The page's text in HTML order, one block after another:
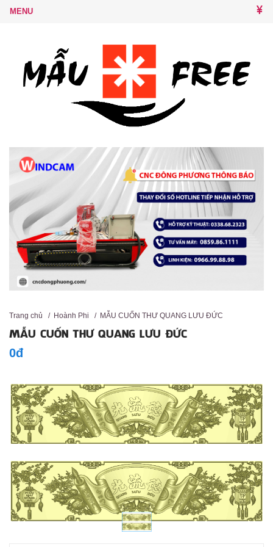
Trang chủ / Hoành Phi / MẪU CUỐN THƯ QUANG LƯU ĐỨC
MẪU CUỐN THƯ QUANG LƯU ĐỨC
0đ